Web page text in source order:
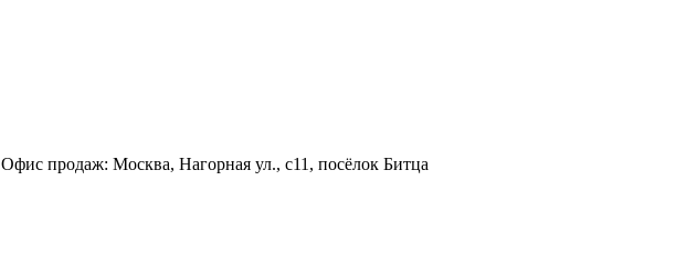
Офис продаж: Москва, Нагорная ул., с11, посёлок Битца